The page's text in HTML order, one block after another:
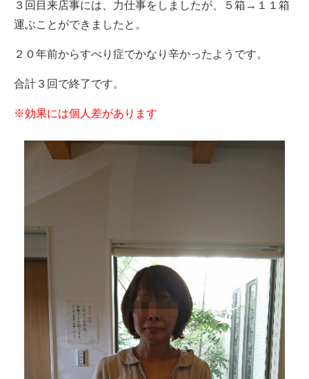
３回目来店事には、力仕事をしましたが、５箱→１１箱
運ぶことができましたと。
２０年前からすべり症でかなり辛かったようです。
合計３回で終了です。
※効果には個人差があります